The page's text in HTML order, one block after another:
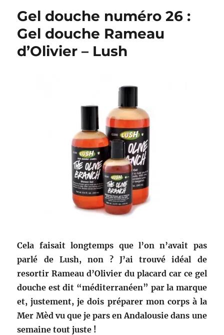
Gel douche numéro 26 :
Gel douche Rameau
d’Olivier – Lush
Cela faisait longtemps que l’on n’avait pas
parlé de Lush, non ? J’ai trouvé idéal de
resortir Rameau d’Olivier du placard car ce gel
douche est dit “méditerranéen” par la marque
et, justement, je dois préparer mon corps à la
Mer Mèd vu que je pars en Andalousie dans une
semaine tout juste !